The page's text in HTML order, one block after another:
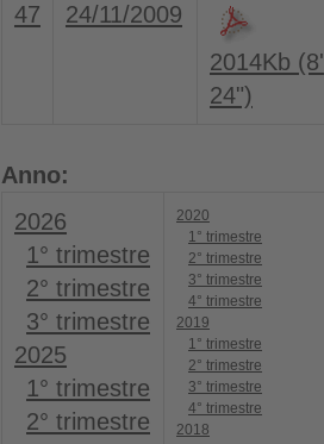
47
24/11/2009
2014Kb (8'
24")
Anno:
2026
1° trimestre
2° trimestre
3° trimestre
2025
1° trimestre
2° trimestre
2020
1° trimestre
2° trimestre
3° trimestre
4° trimestre
2019
1° trimestre
2° trimestre
3° trimestre
4° trimestre
2018